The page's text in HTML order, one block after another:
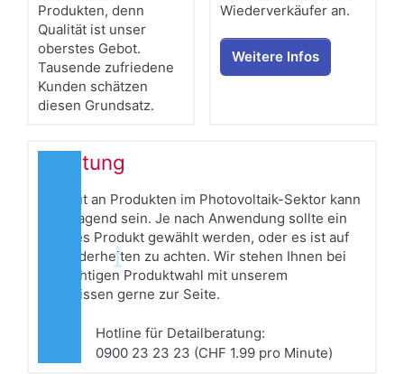
Beratung
Die Flut an Produkten im Photovoltaik-Sektor kann
erschlagend sein. Je nach Anwendung sollte ein
anderes Produkt gewählt werden, oder es ist auf
Besonderheiten zu achten. Wir stehen Ihnen bei
der richtigen Produktwahl mit unserem
Fachwissen gerne zur Seite.
Hotline für Detailberatung:
0900 23 23 23 (CHF 1.99 pro Minute)
Produkten, denn
Qualität ist unser
oberstes Gebot.
Tausende zufriedene
Kunden schätzen
diesen Grundsatz.
Wiederverkäufer an.
Weitere Infos